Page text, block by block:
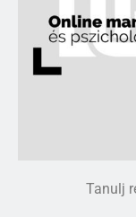
Tanulj